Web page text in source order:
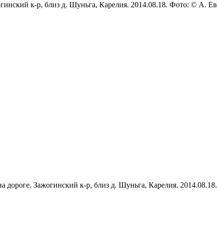
к-р, близ д. Шуньга, Карелия. 2014.08.18. Фото: © А.
дороге. Зажогинский к-р, близ д. Шуньга, Карелия.